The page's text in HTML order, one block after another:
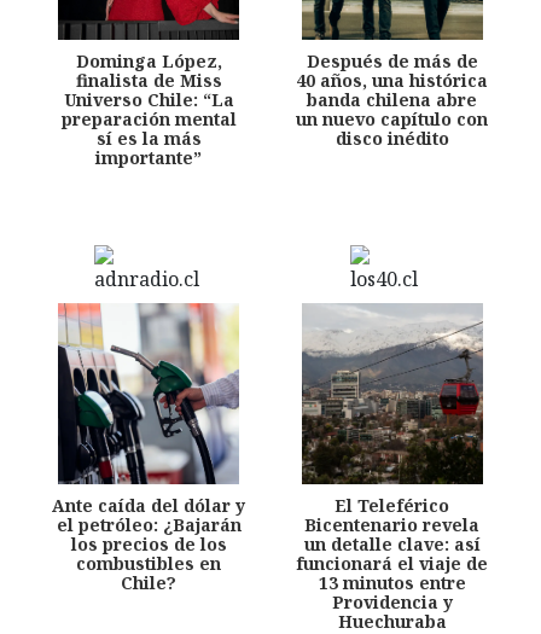
Dominga López,
finalista de Miss
Universo Chile: “La
preparación mental
sí es la más
importante”
Después de más de
40 años, una histórica
banda chilena abre
un nuevo capítulo con
disco inédito
Ante caída del dólar y
el petróleo: ¿Bajarán
los precios de los
combustibles en
Chile?
El Teleférico
Bicentenario revela
un detalle clave: así
funcionará el viaje de
13 minutos entre
Providencia y
Huechuraba